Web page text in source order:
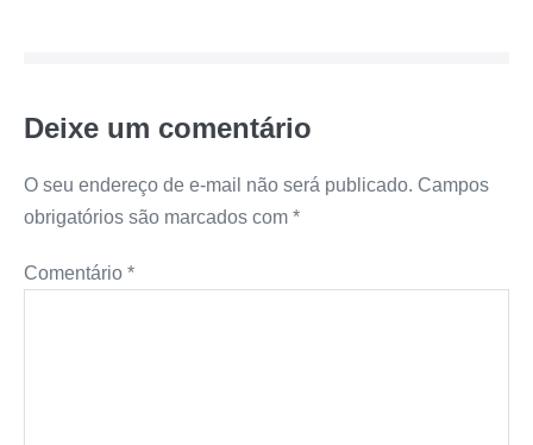
Deixe um comentário
O seu endereço de e-mail não será publicado. Campos
obrigatórios são marcados com *
Comentário *